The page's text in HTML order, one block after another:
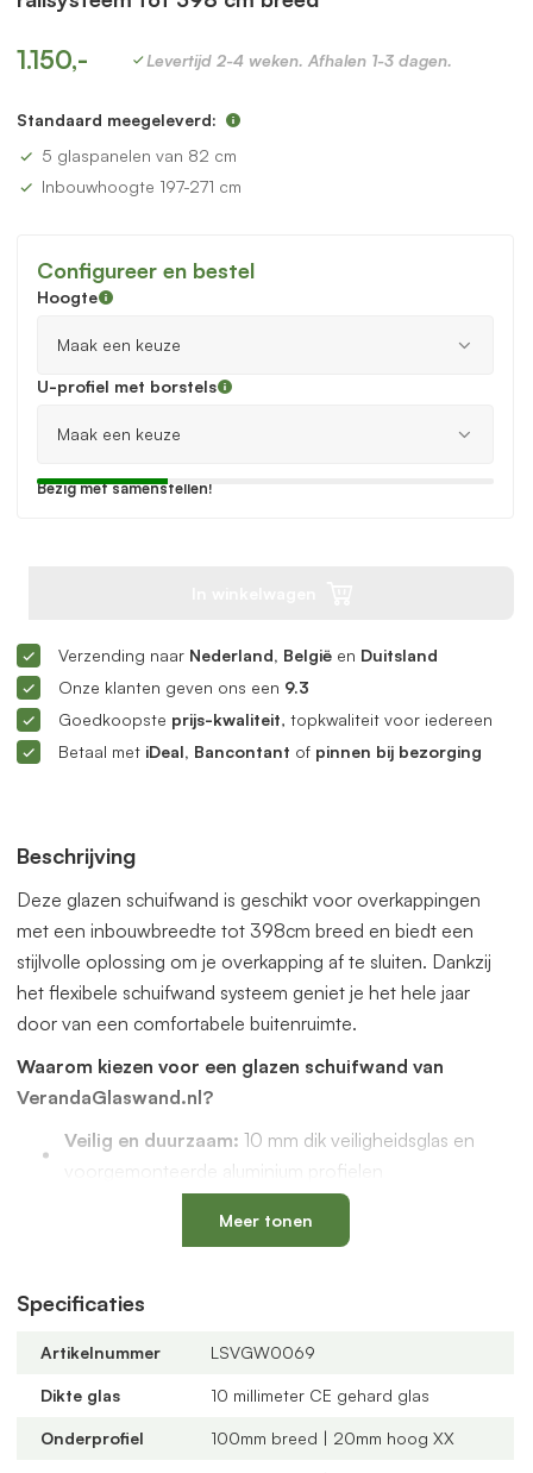
Beschrijving
Deze glazen schuifwand is geschikt voor overkappingen
met een inbouwbreedte tot 398cm breed en biedt een
stijlvolle oplossing om je overkapping af te sluiten. Dankzij
het flexibele schuifwand systeem geniet je het hele jaar
door van een comfortabele buitenruimte.
Waarom kiezen voor een glazen schuifwand van
VerandaGlaswand.nl?
Veilig en duurzaam: 10 mm dik veiligheidsglas en
voorgemonteerde aluminium profielen
met een vervangbaar loopspoor,
geïntegreerde waterafvoer en verkrijgbaar in antraciet
Verstelbare kunststof wielen
Altijd passend bij jouw veranda
verschillende maten, glastypes en steellook
U-profielen met tochtborstelsvoor een tochtvrije
Meer tonen
Specificaties
Artikelnummer LSVGW0069
Dikte glas 10 millimeter CE gehard glas
Onderprofiel 100mm breed | 20mm hoog XX
1.150,- Levertijd 2-4 weken. Afhalen 1-3 dagen.
Standaard meegeleverd:
5 glaspanelen van 82 cm
Inbouwhoogte 197-271 cm
Configureer en bestel
Hoogte
U-profiel met borstels
Bezig met samenstellen!
Verzending naar Nederland, België en Duitsland
Onze klanten geven ons een 9.3
Goedkoopste prijs-kwaliteit, topkwaliteit voor iedereen
Betaal met iDeal, Bancontant of pinnen bij bezorging